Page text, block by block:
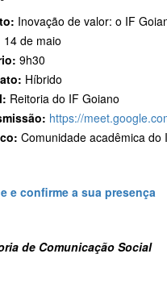
Inovação de valor: o IF
14 de maio
9h30
Híbrido
Reitoria do IF Goiano
https://
Comunidade acadêmica do
e confirme a sua presença
de Comunicação Social